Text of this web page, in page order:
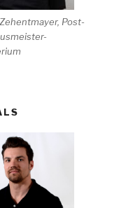
Post-